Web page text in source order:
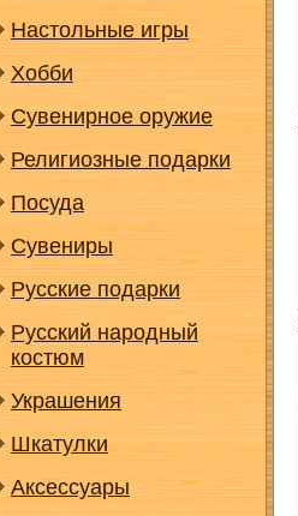
Настольные игры
Хобби
Сувенирное оружие
Религиозные подарки
Посуда
Сувениры
Русские подарки
Русский народный
костюм
Украшения
Шкатулки
Аксессуары